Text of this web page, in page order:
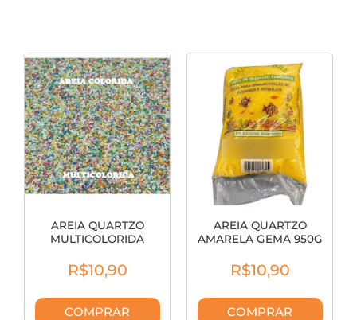
AREIA QUARTZO
MULTICOLORIDA
R$10,90
COMPRAR
AREIA QUARTZO
AMARELA GEMA 950G
R$10,90
COMPRAR